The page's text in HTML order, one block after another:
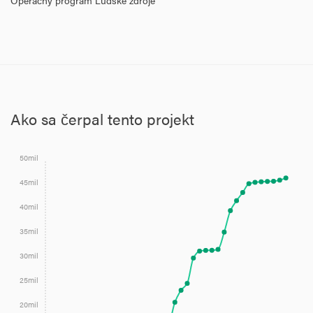
Ako sa čerpal tento projekt
20mil
25mil
30mil
35mil
40mil
45mil
50mil